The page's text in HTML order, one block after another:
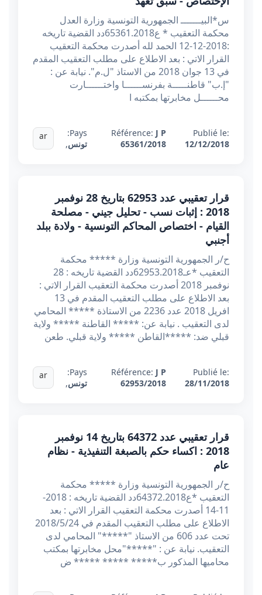
س*البيـــــــ الجمهورية التونسية وزارة العدل
محكمة التعقيب * ع65361.2018دد القضية تاريخه
:2018-12-12 الحمد لله أصدرت محكمة التعقيب
القرار الاتي : بعد الاطلاع على مطلب التعقيب المقدم
في 13 جوان 2018 من الاستاذ "ل.م". نيابة عن :
"إ.ب" قاطنـــــة بفرنســــــا واختــــــارت
محــــــل مخابرتها بمكتبه ا
Publié le:
12/12/2018
Référence: J P
65361/2018
Pays:
تونس,
ar
قرار تعقيبي عدد 62953 بتاريخ 28 نوفمبر
2018 : إثبات نسب - تحليل جيني - مصلحة
القيام - اختصاص المحاكم التونسية - ولادة ببلد
أجنبي
ح/ر الجمهورية التونسية وزارة ***** محكمة
التعقيب *عـ62953.2018دد القضية تاريخه : 28
نوفمبر 2018 أصدرت محكمة التعقيب القرار الاتي :
بعد الاطلاع على مطلب التعقيب المقدم في 13
افريل 2018 عدد 2236 من الاستاذة ***** المحامي
لدى التعقيب . نيابة عن: ***** القاطنة ***** ولاية
قبلي ضد: *****القاطن ***** ولاية قبلي. طعن
Publié le:
28/11/2018
Référence: J P
62953/2018
Pays:
تونس,
ar
قرار تعقيبي عدد 64372 بتاريخ 14 نوفمبر
2018 : اكساء حكم بالصبغة التنفيذية - نظام
عام
ح/ر الجمهورية التونسية وزارة ***** محكمة
التعقيب *ع64372.2018دد القضية تاريخه : 2018-
11-14 أصدرت محكمة التعقيب القرار الاتي : بعد
الاطلاع على مطلب التعقيب المقدم في 2018/5/24
تحت عدد 606 من الاستاذ "*****" المحامي لدى
التعقيب. نيابة عن : "*****"محل مخابرتها بمكتب
محاميها المذكور ب***** ***** ***** ض